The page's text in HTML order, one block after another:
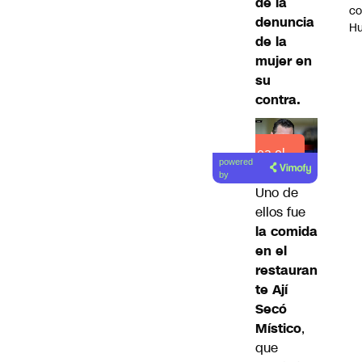
denuncia
de la
mujer en
su
contra.
Lea el
artículo
powered
by
Uno de
ellos fue
la comida
en el
restauran
te Ají
Secó
Místico,
que